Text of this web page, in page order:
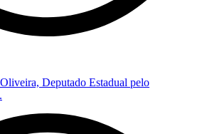
Deputado Estadual pelo